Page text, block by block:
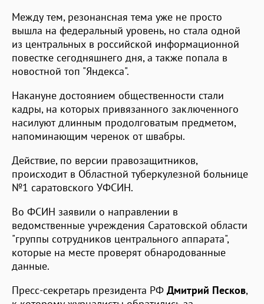
Между тем, резонансная тема уже не просто
вышла на федеральный уровень, но стала одной
из центральных в российской информационной
повестке сегодняшнего дня, а также попала в
новостной топ "Яндекса".
Накануне достоянием общественности стали
кадры, на которых привязанного заключенного
насилуют длинным продолговатым предметом,
напоминающим черенок от швабры.
Действие, по версии правозащитников,
происходит в Областной туберкулезной больнице
№1 саратовского УФСИН.
Во ФСИН заявили о направлении в
ведомственные учреждения Саратовской области
"группы сотрудников центрального аппарата",
которые на месте проверят обнародованные
данные.
Пресс-секретарь президента РФ Дмитрий Песков,